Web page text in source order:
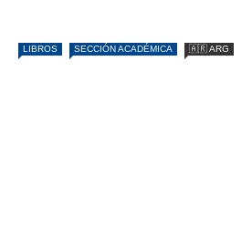
LIBROS SECCIÓN ACADÉMICA 🇦🇷 ARG